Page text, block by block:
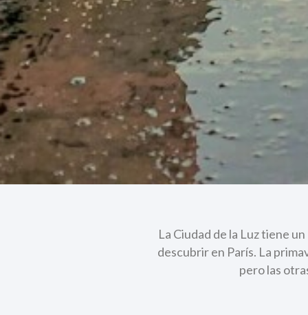
La Ciudad de la Luz tiene
descubrir en París. La
pero las